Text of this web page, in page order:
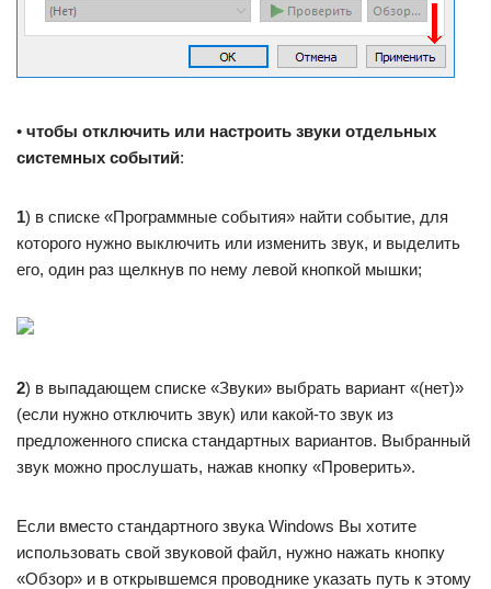
• чтобы отключить или настроить звуки отдельных
системных событий:
1) в списке «Программные события» найти событие, для
которого нужно выключить или изменить звук, и выделить
его, один раз щелкнув по нему левой кнопкой мышки;
2) в выпадающем списке «Звуки» выбрать вариант «(нет)»
(если нужно отключить звук) или какой-то звук из
предложенного списка стандартных вариантов. Выбранный
звук можно прослушать, нажав кнопку «Проверить».
Если вместо стандартного звука Windows Вы хотите
использовать свой звуковой файл, нужно нажать кнопку
«Обзор» и в открывшемся проводнике указать путь к этому